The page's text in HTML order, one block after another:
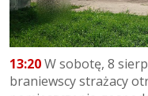
13:20W sobotę, 8
braniewscy strażacy